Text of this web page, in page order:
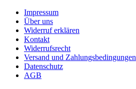
Impressum
Über uns
Widerruf erklären
Kontakt
Widerrufsrecht
Versand und Zahlungsbedingungen
Datenschutz
AGB